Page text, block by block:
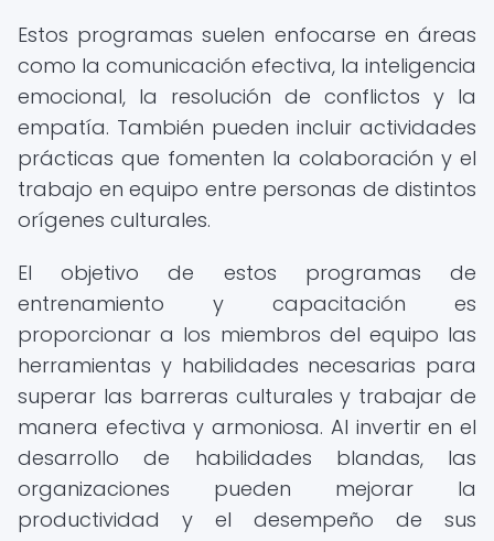
Estos programas suelen enfocarse en áreas
como la comunicación efectiva, la inteligencia
emocional, la resolución de conflictos y la
empatía. También pueden incluir actividades
prácticas que fomenten la colaboración y el
trabajo en equipo entre personas de distintos
orígenes culturales.
El objetivo de estos programas de
entrenamiento y capacitación es
proporcionar a los miembros del equipo las
herramientas y habilidades necesarias para
superar las barreras culturales y trabajar de
manera efectiva y armoniosa. Al invertir en el
desarrollo de habilidades blandas, las
organizaciones pueden mejorar la
productividad y el desempeño de sus